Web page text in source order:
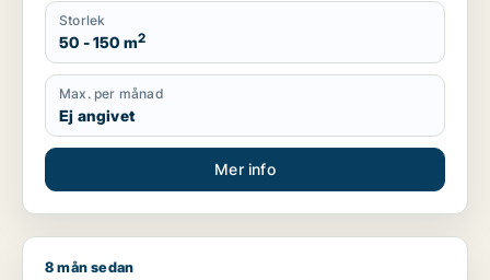
Storlek
50 - 150 m2
Max. per månad
Ej angivet
Mer info
Vikas söker kontor, butik, klinik, restauranglokal, hotell
8 mån sedan